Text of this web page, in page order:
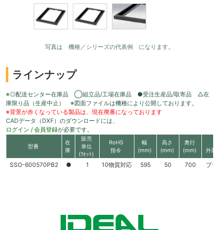
写真は 機種／シリーズの代表例 になります。
ラインナップ
※◎配送センター在庫品 ◯組立品/工場在庫品 ●受注生産品/取寄品 △在
庫限り品（生産中止） ※図面ファイルは機種により公開しております。
※背景が赤くなっている製品は、現在廃番になっております
CADデータ（DXF）のダウンロードには、
ログイン / 会員登録が必要です。
型番
在
庫
販売
単位
(1ｾｯﾄ)
RoHS
指令
幅
(mm)
高さ
(mm)
奥行
(mm)
外装
SSO-600570PB2 ● 1 10物質対応 595 50 700 ブ